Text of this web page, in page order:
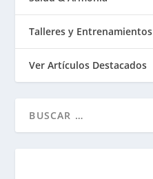
Talleres y Entrenamientos
Ver Artículos Destacados